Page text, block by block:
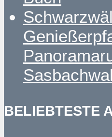
BELIEBTESTE